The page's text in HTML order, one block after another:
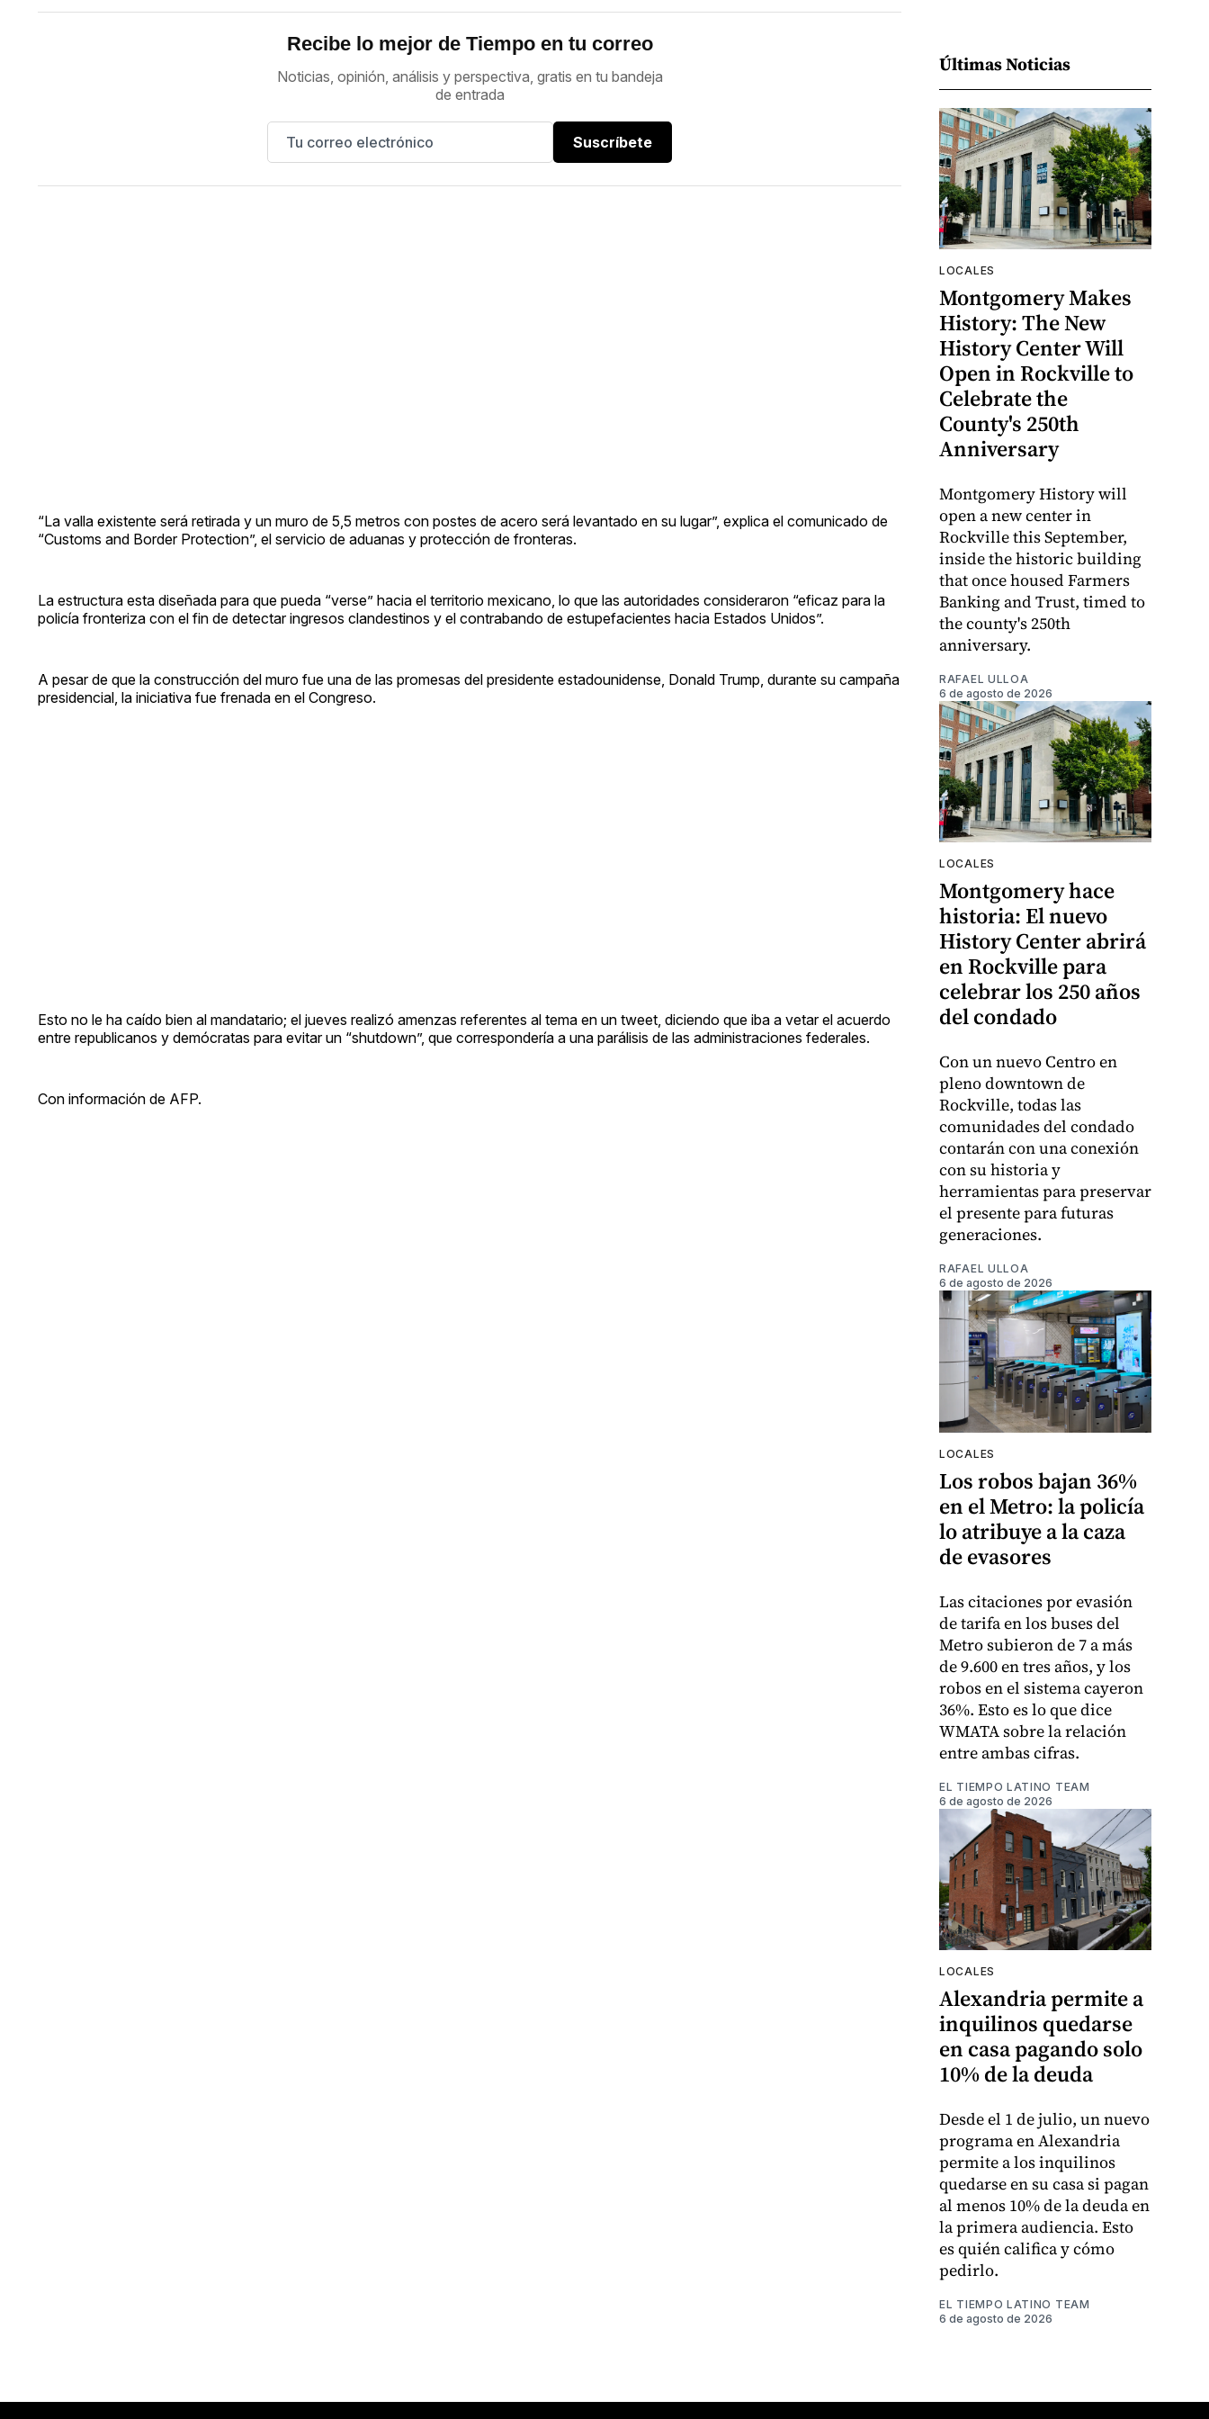
Recibe lo mejor de Tiempo en tu correo
Noticias, opinión, análisis y perspectiva, gratis en tu bandeja
de entrada
Suscríbete
“La valla existente será retirada y un muro de 5,5 metros con postes de acero será levantado en su lugar”, explica el comunicado de
“Customs and Border Protection”, el servicio de aduanas y protección de fronteras.
La estructura esta diseñada para que pueda “verse” hacia el territorio mexicano, lo que las autoridades consideraron “eficaz para la
policía fronteriza con el fin de detectar ingresos clandestinos y el contrabando de estupefacientes hacia Estados Unidos”.
A pesar de que la construcción del muro fue una de las promesas del presidente estadounidense, Donald Trump, durante su campaña
presidencial, la iniciativa fue frenada en el Congreso.
Esto no le ha caído bien al mandatario; el jueves realizó amenzas referentes al tema en un tweet, diciendo que iba a vetar el acuerdo
entre republicanos y demócratas para evitar un “shutdown”, que correspondería a una parálisis de las administraciones federales.
Con información de AFP.
Últimas Noticias
LOCALES
Montgomery Makes
History: The New
History Center Will
Open in Rockville to
Celebrate the
County's 250th
Anniversary
Montgomery History will
open a new center in
Rockville this September,
inside the historic building
that once housed Farmers
Banking and Trust, timed to
the county's 250th
anniversary.
RAFAEL ULLOA
6 de agosto de 2026
LOCALES
Montgomery hace
historia: El nuevo
History Center abrirá
en Rockville para
celebrar los 250 años
del condado
Con un nuevo Centro en
pleno downtown de
Rockville, todas las
comunidades del condado
contarán con una conexión
con su historia y
herramientas para preservar
el presente para futuras
generaciones.
RAFAEL ULLOA
6 de agosto de 2026
LOCALES
Los robos bajan 36%
en el Metro: la policía
lo atribuye a la caza
de evasores
Las citaciones por evasión
de tarifa en los buses del
Metro subieron de 7 a más
de 9.600 en tres años, y los
robos en el sistema cayeron
36%. Esto es lo que dice
WMATA sobre la relación
entre ambas cifras.
EL TIEMPO LATINO TEAM
6 de agosto de 2026
LOCALES
Alexandria permite a
inquilinos quedarse
en casa pagando solo
10% de la deuda
Desde el 1 de julio, un nuevo
programa en Alexandria
permite a los inquilinos
quedarse en su casa si pagan
al menos 10% de la deuda en
la primera audiencia. Esto
es quién califica y cómo
pedirlo.
EL TIEMPO LATINO TEAM
6 de agosto de 2026